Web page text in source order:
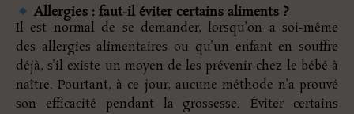
Allergies : faut-il éviter certains aliments ?
Il est normal de se demander, lorsqu’on a soi-même
des allergies alimentaires ou qu’un enfant en souffre
déjà, s’il existe un moyen de les prévenir chez le bébé à
naître. Pourtant, à ce jour, aucune méthode n’a prouvé
son efficacité pendant la grossesse. Éviter certains